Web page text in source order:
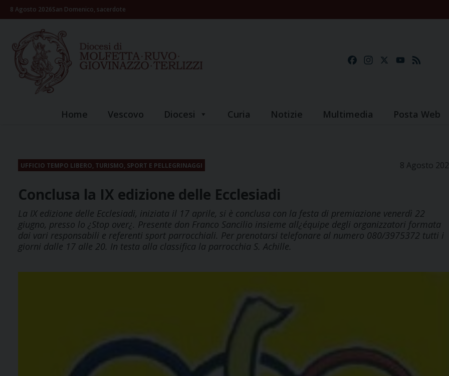
Skip8 Agosto 2026San Domenico, sacerdote
FacebookInstagramYouTube
Home Vescovo Diocesi Curia Notizie Multimedia Posta Web
UFFICIO TEMPO LIBERO, TURISMO, SPORT E PELLEGRINAGGI 8 Agosto
Conclusa la IX edizione delle Ecclesiadi
La IX edizione delle Ecclesiadi, iniziata il 17 aprile, si è conclusa con la festa di premiazione venerdì 22
giugno, presso lo ¿Stop over¿. Presente don Franco Sancilio insieme all¿équipe degli organizzatori formata
dai vari responsabili e referenti sport parrocchiali. Per prenotarsi telefonare al numero 080/3975372 tutti i
giorni dalle 17 alle 20. In testa alla classifica la parrocchia S. Achille.